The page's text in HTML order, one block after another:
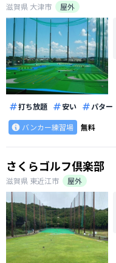
滋賀県 大津市
屋外
打ち放題 安い パター
バンカー練習場
無料
さくらゴルフ倶楽部
滋賀県 東近江市
屋外